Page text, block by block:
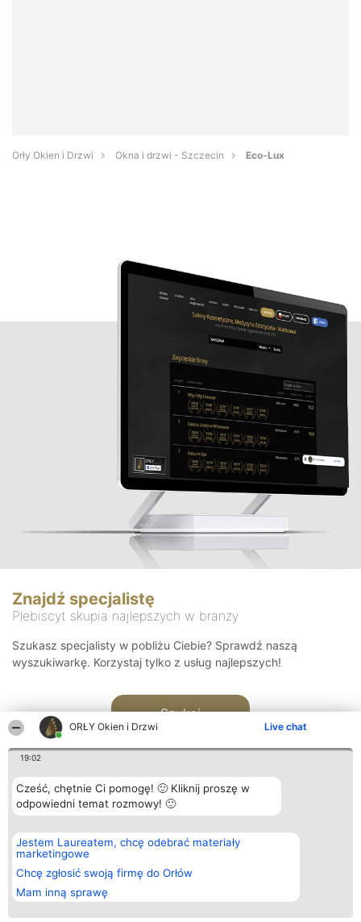
ORŁY Okien i Drzwi Live chat
19:02
Cześć, chętnie Ci pomogę! 🙂 Kliknij proszę w
odpowiedni temat rozmowy! 🙂
Jestem Laureatem, chcę odebrać materiały
marketingowe
Chcę zgłosić swoją firmę do Orłów
Mam inną sprawę
Orły Okien i Drzwi Okna i drzwi - Szczecin Eco-Lux
Znajdź specjalistę
Plebiscyt skupia najlepszych w branży
Szukasz specjalisty w pobliżu Ciebie? Sprawdź naszą
wyszukiwarkę. Korzystaj tylko z usług najlepszych!
Szukaj
Organizator plebiscytu
Bright Side Solutions sp. z o.
o. sp. k.
ul. Ruska 22
Wrocław 50-079
KRS 0000749100 | Regon
381313360 | NIP 8943132676
Plebiscyt
Laureaci
wszystkich
Laureatów
Regulamin
Kontakt
Kontakt